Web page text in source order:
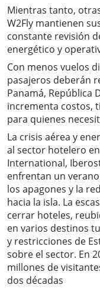
Mientras tanto,
W2Fly mantienen
constante revisión
energético y
Con menos vuelos
pasajeros deberán
Panamá, República
incrementa costos,
para quienes
La crisis aérea y
al sector hotelero
International,
enfrentan un
los apagones y la
hacia la isla. La
cerrar hoteles,
en varios destinos
y restricciones de
sobre el sector. En
millones de
dos décadas